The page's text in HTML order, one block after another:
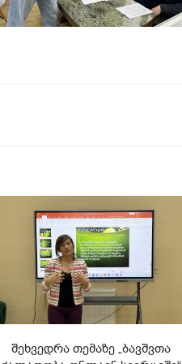
ᲨᲔᲮᲕᲔᲓᲠᲐ ᲗᲔᲛᲐᲖᲔ „ᲑᲐᲕᲨᲕᲗᲐ